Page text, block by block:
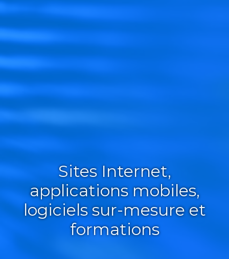
Sites Internet,
applications mobiles,
logiciels sur-mesure et
formations